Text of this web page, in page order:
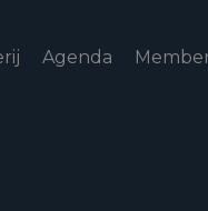
Agenda